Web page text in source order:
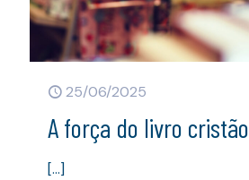
25/06/2025
A força do livro cristão
[…]